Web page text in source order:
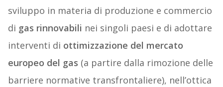
sviluppo in materia di produzione e commercio
di gas rinnovabili nei singoli paesi e di adottare
interventi di ottimizzazione del mercato
europeo del gas (a partire dalla rimozione delle
barriere normative transfrontaliere), nell’ottica